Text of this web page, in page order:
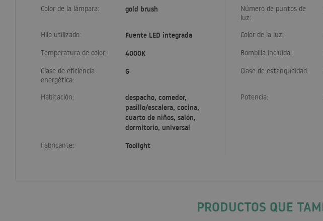
Color de la lámpara: gold brush
Número de puntos de
luz:
Hilo utilizado: Fuente LED integrada Color de la luz:
Temperatura de color: 4000K Bombilla incluida:
Clase de eficiencia
energética:
G Clase de estanqueidad:
Habitación:
despacho, comedor,
pasillo/escalera, cocina,
cuarto de niños, salón,
dormitorio, universal
Potencia:
Fabricante: Toolight
PRODUCTOS QUE